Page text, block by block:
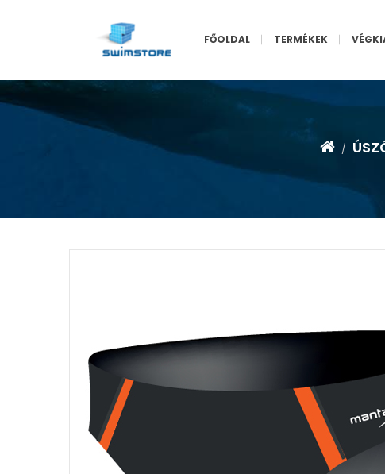
FŐOLDAL TERMÉKEK